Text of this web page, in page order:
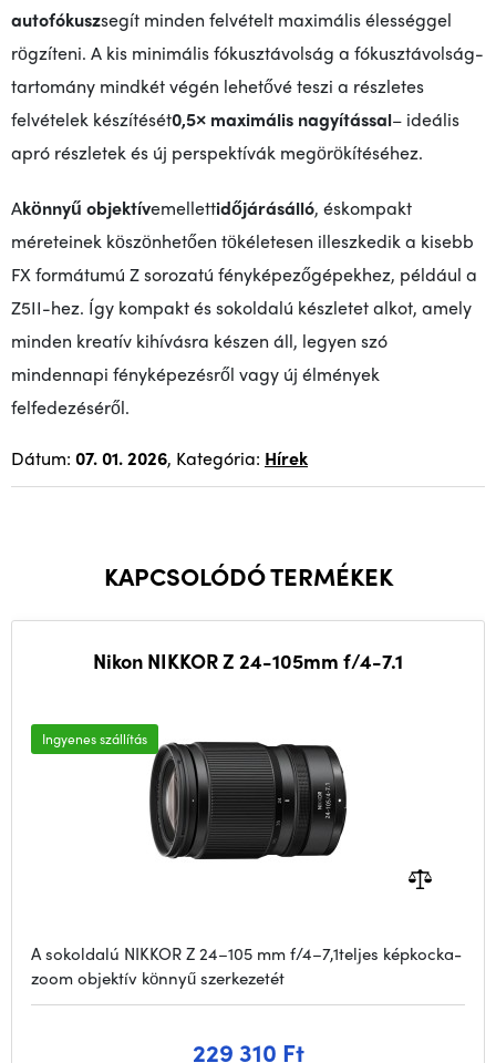
autofókuszsegít minden felvételt maximális élességgel
rögzíteni. A kis minimális fókusztávolság a fókusztávolság-
tartomány mindkét végén lehetővé teszi a részletes
felvételek készítését0,5× maximális nagyítással– ideális
apró részletek és új perspektívák megörökítéséhez.
Akönnyű objektívemellettidőjárásálló, éskompakt
méreteinek köszönhetően tökéletesen illeszkedik a kisebb
FX formátumú Z sorozatú fényképezőgépekhez, például a
Z5II-hez. Így kompakt és sokoldalú készletet alkot, amely
minden kreatív kihívásra készen áll, legyen szó
mindennapi fényképezésről vagy új élmények
felfedezéséről.
Dátum: 07. 01. 2026, Kategória: Hírek
KAPCSOLÓDÓ TERMÉKEK
Nikon NIKKOR Z 24-105mm f/4-7.1
Ingyenes szállítás
A sokoldalú NIKKOR Z 24–105 mm f/4–7,1teljes képkocka-
zoom objektív könnyű szerkezetét
229 310 Ft